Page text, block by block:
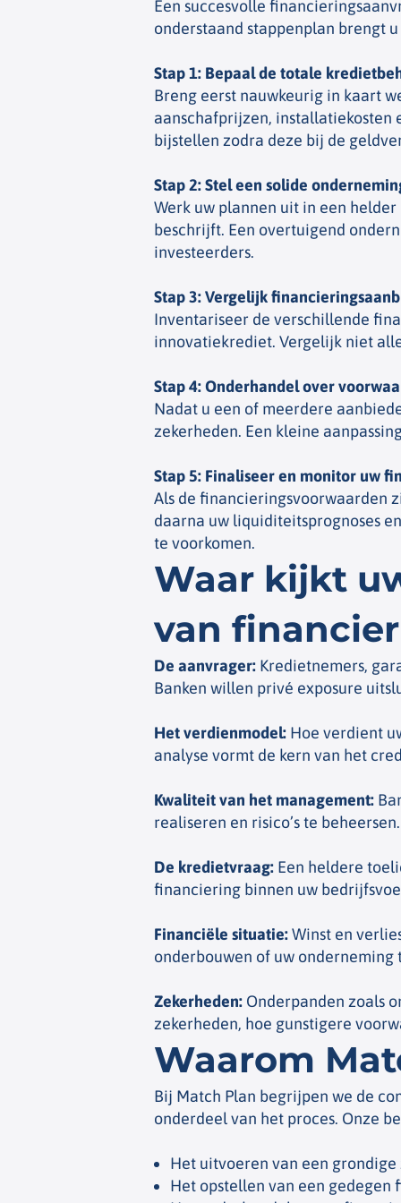
Een succesvolle
onderstaand stappenplan brengt
Stap 1: Bepaal de totale
Breng eerst nauwkeurig in kaart
aanschafprijzen, installatiekosten
bijstellen zodra deze bij de
Stap 2: Stel een solide
Werk uw plannen uit in een
beschrijft. Een overtuigend
investeerders.
Stap 3: Vergelijk
Inventariseer de verschillende
innovatiekrediet. Vergelijk niet
Stap 4: Onderhandel over
Nadat u een of meerdere
zekerheden. Een kleine
Stap 5: Finaliseer en monitor uw
Als de financieringsvoorwaarden
daarna uw liquiditeitsprognoses
te voorkomen.
Waar kijkt
van
De aanvrager: Kredietnemers,
Banken willen privé exposure
Het verdienmodel: Hoe verdient
analyse vormt de kern van het
Kwaliteit van het management:
realiseren en risico’s te beheersen.
De kredietvraag: Een heldere
financiering binnen uw
Financiële situatie:Winst en
onderbouwen of uw onderneming
Zekerheden: Onderpanden zoals
zekerheden, hoe gunstigere
Waarom
Bij Match Plan begrijpen we de
onderdeel van het proces. Onze
Het uitvoeren van een
Het opstellen van een